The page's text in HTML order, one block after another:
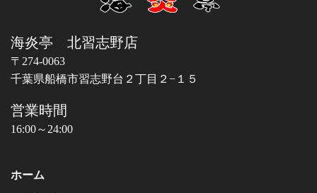
海炎亭 北習志野店
〒274-0063
千葉県船橋市習志野台２丁目２−１５
営業時間
16:00～24:00
ホーム